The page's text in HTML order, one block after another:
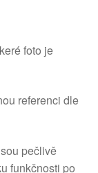
foto je
referenci dle
pečlivě
funkčnosti po